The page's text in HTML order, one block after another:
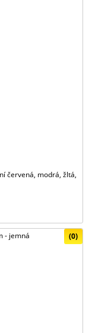
červená, modrá, žltá,
(0)